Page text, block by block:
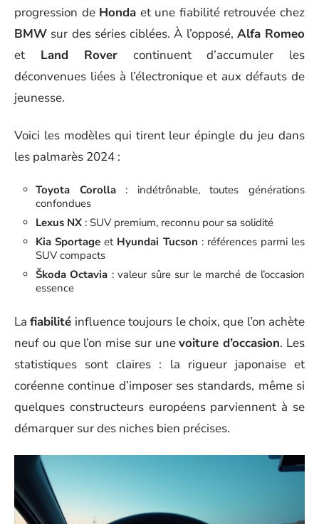
progression de Honda et une fiabilité retrouvée chez
BMW sur des séries ciblées. À l’opposé, Alfa Romeo
et Land Rover continuent d’accumuler les
déconvenues liées à l’électronique et aux défauts de
jeunesse.
Voici les modèles qui tirent leur épingle du jeu dans
les palmarès 2024 :
Toyota Corolla: indétrônable, toutes générations
confondues
Lexus NX : SUV premium, reconnu pour sa solidité
Kia Sportage et Hyundai Tucson : références parmi les
SUV compacts
Škoda Octavia : valeur sûre sur le marché de l’occasion
essence
Lafiabilité influence toujours le choix, que l’on achète
neuf ou que l’on mise sur unevoiture d’occasion. Les
statistiques sont claires : la rigueur japonaise et
coréenne continue d’imposer ses standards, même si
quelques constructeurs européens parviennent à se
démarquer sur des niches bien précises.